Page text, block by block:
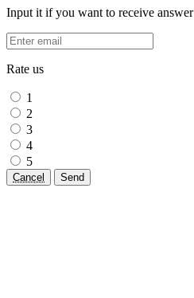
Input it if you want to receive answer
Rate us
1
2
3
4
5
Cancel Send